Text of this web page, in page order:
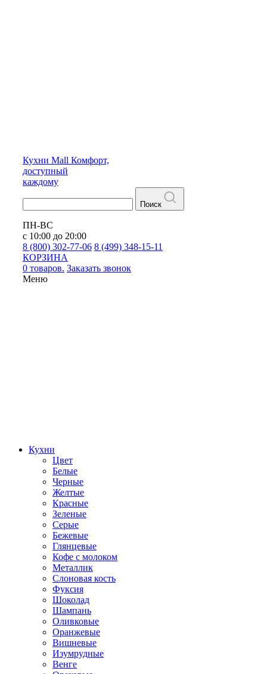
Кухни Mall Комфорт,
доступный
каждому
Поиск
ПН-ВС
с 10:00 до 20:00
8 (800) 302-77-06 8 (499) 348-15-11
КОРЗИНА
0 товаров. Заказать звонок
Меню
Кухни
Цвет
Белые
Черные
Желтые
Красные
Зеленые
Серые
Бежевые
Глянцевые
Кофе с молоком
Металлик
Слоновая кость
Фуксия
Шоколад
Шампань
Оливковые
Оранжевые
Вишневые
Изумрудные
Венге